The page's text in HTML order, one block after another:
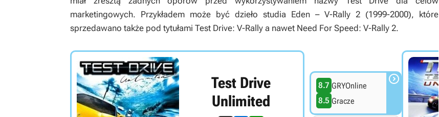
marketingowych. Przykładem może być dzieło studia Eden – V-Rally 2 (1999-2000), które
sprzedawano także pod tytułami Test Drive: V-Rally a nawet Need For Speed: V-Rally 2.
Test Drive
Unlimited
8.7 GRYOnline
8.5 Gracze
